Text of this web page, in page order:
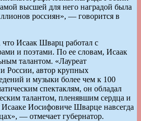
высшей для него наградой была
россиян», — говорится в
Исаак Шварц работал с
и поэтами. По ее словам, Исаак
талантом. «Лауреат
России, автор крупных
и музыки более чем к 100
спектаклям, он обладал
талантом, пленявшим сердца и
Иосифовиче Шварце навсегда
— отмечает губернатор.